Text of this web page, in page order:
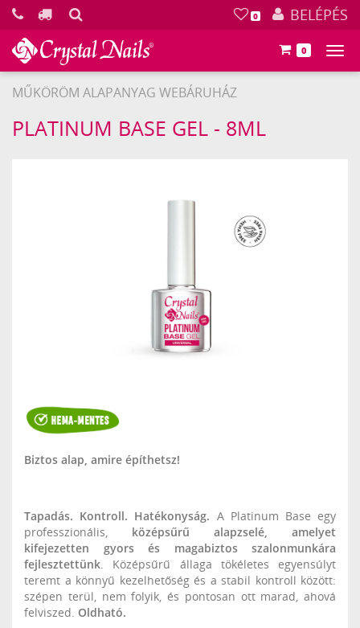
0 BELÉPÉS
0
MŰKÖRÖM ALAPANYAG WEBÁRUHÁZ
Crystal
Nails
PLATINUM BASE GEL - 8ML
Biztos alap, amire építhetsz!
Tapadás. Kontroll. Hatékonyság. A Platinum Base egy
professzionális, középsűrű alapzselé, amelyet
kifejezetten gyors és magabiztos szalonmunkára
fejlesztettünk. Középsűrű állaga tökéletes egyensúlyt
teremt a könnyű kezelhetőség és a stabil kontroll között:
szépen terül, nem folyik, és pontosan ott marad, ahová
felviszed. Oldható.